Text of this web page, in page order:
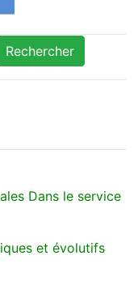
Rechercher
Dans le service
et évolutifs